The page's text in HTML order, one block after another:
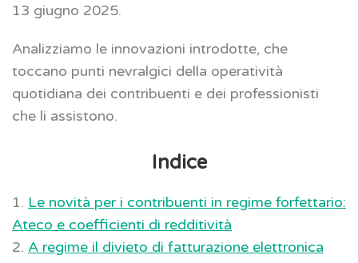
13 giugno 2025.
Analizziamo le innovazioni introdotte, che
toccano punti nevralgici della operatività
quotidiana dei contribuenti e dei professionisti
che li assistono.
Indice
1. Le novità per i contribuenti in regime forfettario:
Ateco e coefficienti di redditività
2. A regime il divieto di fatturazione elettronica